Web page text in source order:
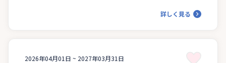
詳しく見る
2026年04月01日 ~ 2027年03月31日